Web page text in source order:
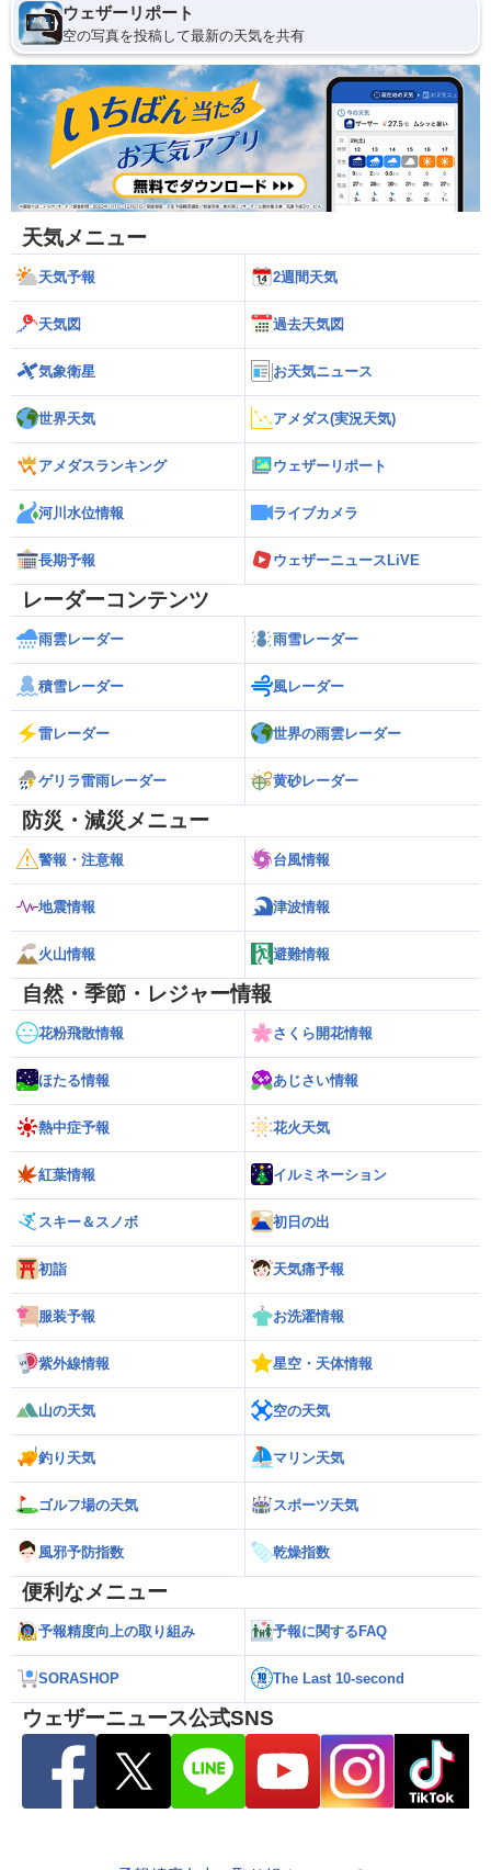
ウェザーリポート
空の写真を投稿して最新の天気を共有
天気メニュー
天気予報 2週間天気
天気図 過去天気図
気象衛星 お天気ニュース
世界天気 アメダス(実況天気)
アメダスランキング ウェザーリポート
河川水位情報 ライブカメラ
長期予報 ウェザーニュースLiVE
レーダーコンテンツ
雨雲レーダー 雨雪レーダー
積雪レーダー 風レーダー
雷レーダー 世界の雨雲レーダー
ゲリラ雷雨レーダー 黄砂レーダー
防災・減災メニュー
警報・注意報 台風情報
地震情報 津波情報
火山情報 避難情報
自然・季節・レジャー情報
花粉飛散情報 さくら開花情報
ほたる情報 あじさい情報
熱中症予報 花火天気
紅葉情報 イルミネーション
スキー＆スノボ 初日の出
初詣 天気痛予報
服装予報 お洗濯情報
紫外線情報 星空・天体情報
山の天気 空の天気
釣り天気 マリン天気
ゴルフ場の天気 スポーツ天気
風邪予防指数 乾燥指数
便利なメニュー
予報精度向上の取り組み 予報に関するFAQ
SORASHOP The Last 10-second
ウェザーニュース公式SNS